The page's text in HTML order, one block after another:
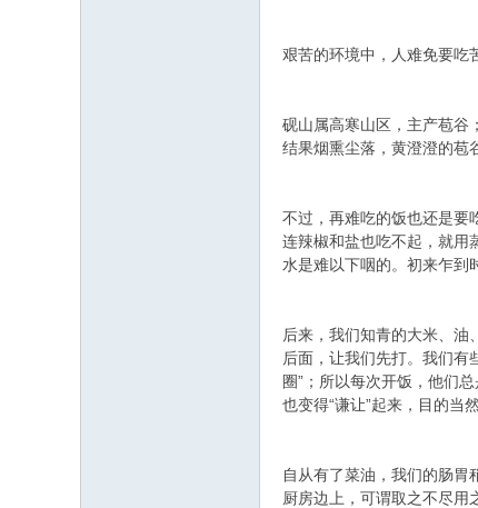
艰苦的环境中，人难免要吃
砚山属高寒山区，主产苞谷
结果烟熏尘落，黄澄澄的苞
不过，再难吃的饭也还是要
连辣椒和盐也吃不起，就用
水是难以下咽的。初来乍到
后来，我们知青的大米、
后面，让我们先打。我们有
圈”；所以每次开饭，他们
也变得“谦让”起来，目的当
自从有了菜油，我们的肠
厨房边上，可谓取之不尽用